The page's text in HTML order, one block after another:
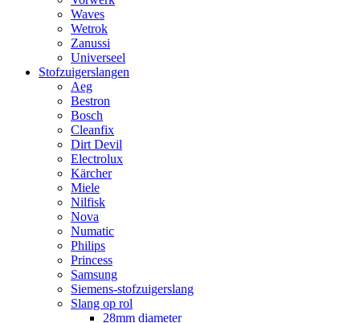
Waves
Wetrok
Zanussi
Universeel
Stofzuigerslangen
Aeg
Bestron
Bosch
Cleanfix
Dirt Devil
Electrolux
Kärcher
Miele
Nilfisk
Nova
Numatic
Philips
Princess
Samsung
Siemens-stofzuigerslang
Slang op rol
28mm diameter